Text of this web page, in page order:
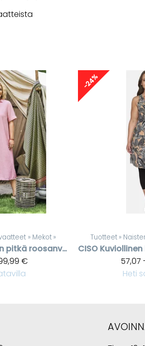
‪» Mekot ‪»
Lyhythihainen pitkä roosanvärinen pellavasekoitemekko
€
-24%
Tuotteet ‪»
CISO
57,07
Heti